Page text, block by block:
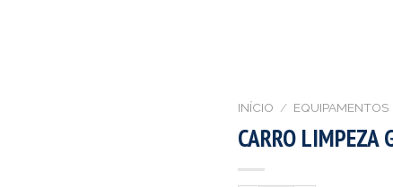
INÍCIO / EQUIPAMENTOS
CARRO LIMPEZA